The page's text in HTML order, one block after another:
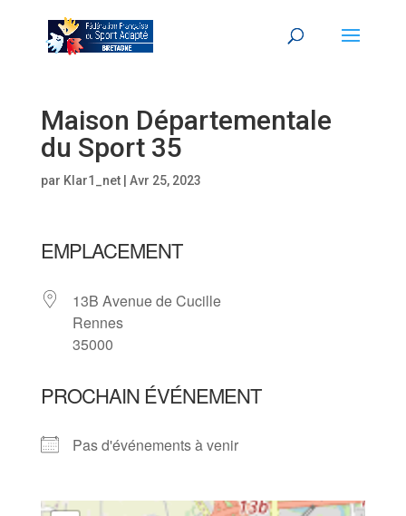
Maison Départementale
du Sport 35
par Klar1_net| Avr 25, 2023
EMPLACEMENT
13B Avenue de Cucille
Rennes
35000
PROCHAIN ÉVÉNEMENT
Pas d'événements à venir